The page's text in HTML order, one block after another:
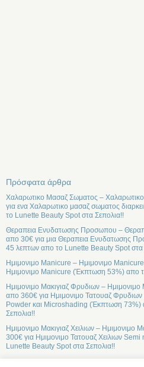
Πρόσφατα άρθρα
Χαλαρωτικο Μασαζ Σωματος –
για ενα Χαλαρωτικο μασαζ σωματος
το Lunette Beauty Spot στα Σεπολια!!
Θεραπεια Ενυδατωσης Προσωπου –
απο 30€ για μια Θεραπεια Ενυδατωσης
45 λεπτων απο το Lunette Beauty Spot στα
Ημιμονιμο Manicure – Ημιμονιμο
Ημιμονιμο Manicure (Έκπτωση 53%) απο
Ημιμονιμο Μακιγιαζ Φρυδιων –
απο 360€ για Ημιμονιμο Τατουαζ
Powder και Microshading (Έκπτωση 73%)
Σεπολια!!
Ημιμονιμο Μακιγιαζ Χειλιων – Ημιμονιμο
300€ για Ημιμονιμο Τατουαζ Χειλιων
Lunette Beauty Spot στα Σεπολια!!